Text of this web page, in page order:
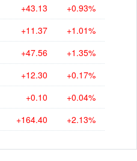
+43.13 +0.93%
+11.37 +1.01%
+47.56 +1.35%
+12.30 +0.17%
+0.10 +0.04%
+164.40 +2.13%